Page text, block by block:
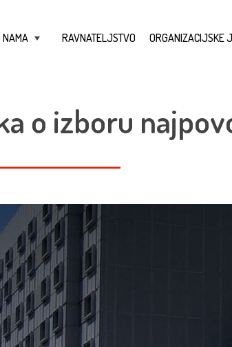
NAMA RAVNATELJSTVO ORGANIZACIJSKE
o izboru